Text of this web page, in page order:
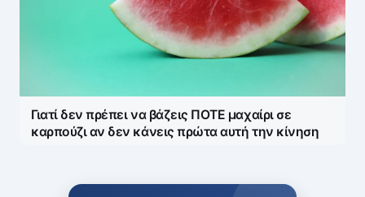
Γιατί δεν πρέπει να βάζεις ΠΟΤΕ μαχαίρι σε
καρπούζι αν δεν κάνεις πρώτα αυτή την κίνηση